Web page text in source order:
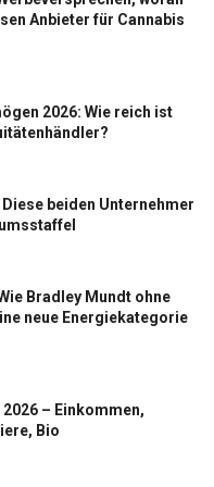
Anbieter für Cannabis
2026: Wie reich ist
beiden Unternehmer
Bradley Mundt ohne
neue Energiekategorie
– Einkommen,
Bio